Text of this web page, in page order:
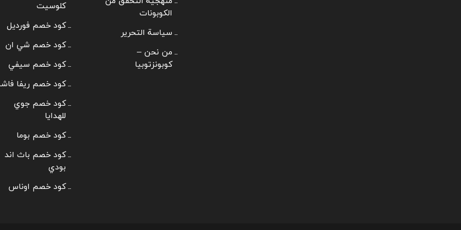
الكوبونات
سياسة التحرير
من نحن –
كوبونزتوبيا
كلوسيت
كود خصم فورديل
كود خصم شي ان
كود خصم سيفي
كود خصم ريفا
كود خصم جوي
للهدايا
كود خصم بوما
كود خصم باث اند
بودي
كود خصم اوناس